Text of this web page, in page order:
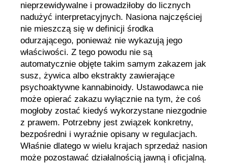
nieprzewidywalne i prowadziłoby do licznych
nadużyć interpretacyjnych. Nasiona najczęściej
nie mieszczą się w definicji środka
odurzającego, ponieważ nie wykazują jego
właściwości. Z tego powodu nie są
automatycznie objęte takim samym zakazem jak
susz, żywica albo ekstrakty zawierające
psychoaktywne kannabinoidy. Ustawodawca nie
może opierać zakazu wyłącznie na tym, że coś
mogłoby zostać kiedyś wykorzystane niezgodnie
z prawem. Potrzebny jest związek konkretny,
bezpośredni i wyraźnie opisany w regulacjach.
Właśnie dlatego w wielu krajach sprzedaż nasion
może pozostawać działalnością jawną i oficjalną.